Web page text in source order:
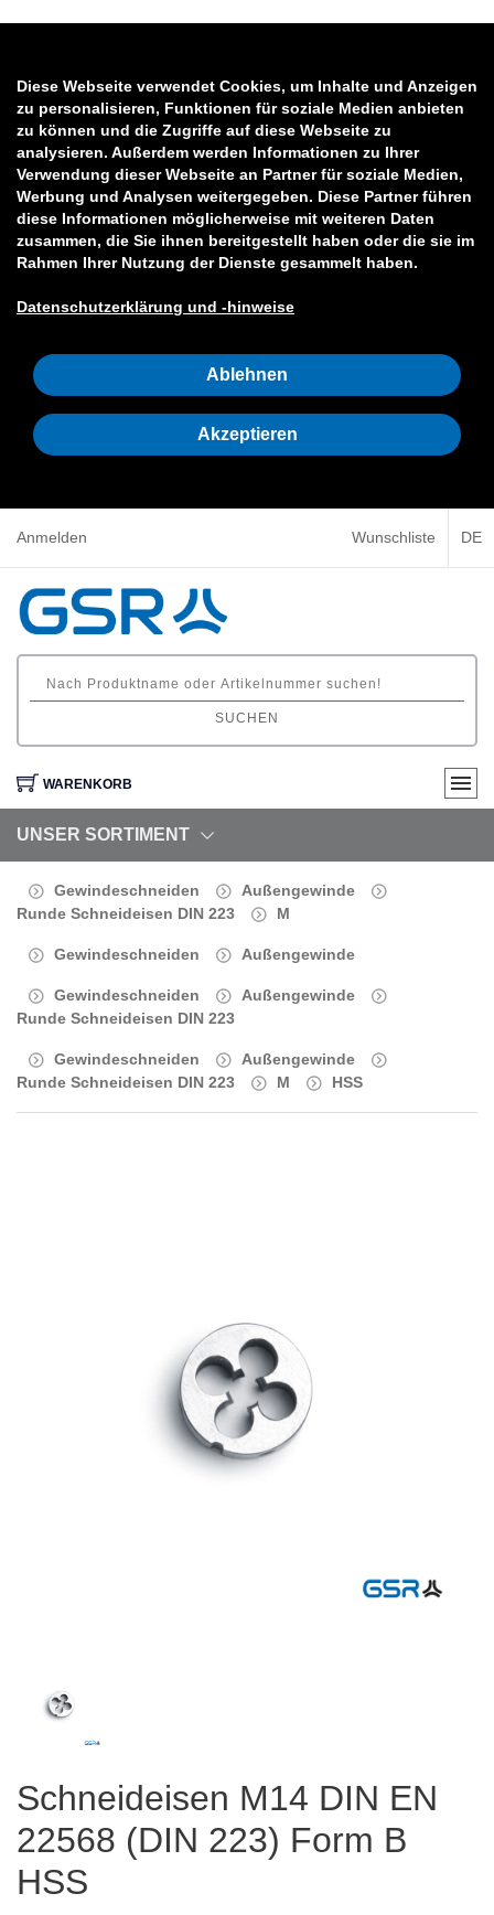
Diese Webseite verwendet Cookies, um Inhalte und Anzeigen
zu personalisieren, Funktionen für soziale Medien anbieten
zu können und die Zugriffe auf diese Webseite zu
analysieren. Außerdem werden Informationen zu Ihrer
Verwendung dieser Webseite an Partner für soziale Medien,
Werbung und Analysen weitergegeben. Diese Partner führen
diese Informationen möglicherweise mit weiteren Daten
zusammen, die Sie ihnen bereitgestellt haben oder die sie im
Rahmen Ihrer Nutzung der Dienste gesammelt haben.
Datenschutzerklärung und -hinweise
Ablehnen
Akzeptieren
Anmelden Wunschliste DE
SUCHEN
WARENKORB
UNSER SORTIMENT
Gewindeschneiden
Außengewinde
Runde Schneideisen DIN 223
M
Gewindeschneiden Außengewinde
Gewindeschneiden
Außengewinde
Runde Schneideisen DIN 223
Gewindeschneiden
Außengewinde
Runde Schneideisen DIN 223
M HSS
Schneideisen M14 DIN EN
22568 (DIN 223) Form B
HSS